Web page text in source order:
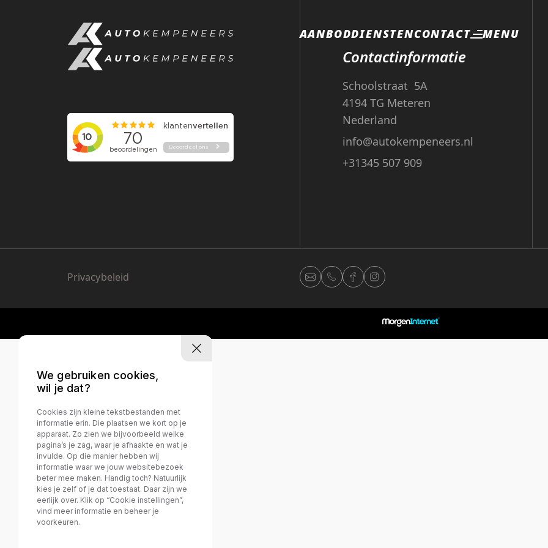
AANBODDIENSTENCONTACT MENU
Contactinformatie
Schoolstraat 5A
4194 TG Meteren
Nederland
info@autokempeneers.nl
+31345 507 909
Privacybeleid
We gebruiken cookies,
wil je dat?
Cookies zijn kleine tekstbestanden met
informatie erin. Die plaatsen we kort op je
apparaat. Zo zien we bijvoorbeeld welke
pagina’s je zag, waar je afhaakte en wat je
invulde. Op die manier hebben wij
informatie waar we jouw websitebezoek
beter mee maken. Handig toch? Natuurlijk
kies je zelf of je dat toestaat. Daar zijn we
eerlijk over. Klik op “Cookie instellingen”,
vind meer informatie en beheer je
voorkeuren.